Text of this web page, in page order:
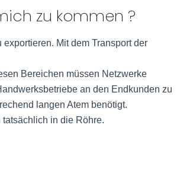
zu kommen ?
Mit dem Transport der
Bereichen müssen Netzwerke
an den Endkunden zu
langen Atem benötigt.
in die Röhre.